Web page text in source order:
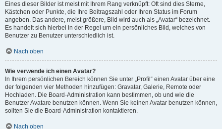
Eines dieser Bilder ist meist mit Ihrem Rang verknüpft: Oft sind dies Sterne,
Kästchen oder Punkte, die Ihre Beitragszahl oder Ihren Status im Forum
angeben. Das andere, meist größere, Bild wird auch als „Avatar“ bezeichnet.
Es handelt sich hierbei in der Regel um ein persönliches Bild, welches von
Benutzer zu Benutzer unterschiedlich ist.
Nach oben
Wie verwende ich einen Avatar?
In Ihrem persönlichen Bereich können Sie unter „Profil“ einen Avatar über eine
der folgenden vier Methoden hinzufügen: Gravatar, Galerie, Remote oder
Hochladen. Die Board-Administration kann bestimmen, ob und wie die
Benutzer Avatare benutzen können. Wenn Sie keinen Avatar benutzen können,
sollten Sie die Board-Administration kontaktieren.
Nach oben